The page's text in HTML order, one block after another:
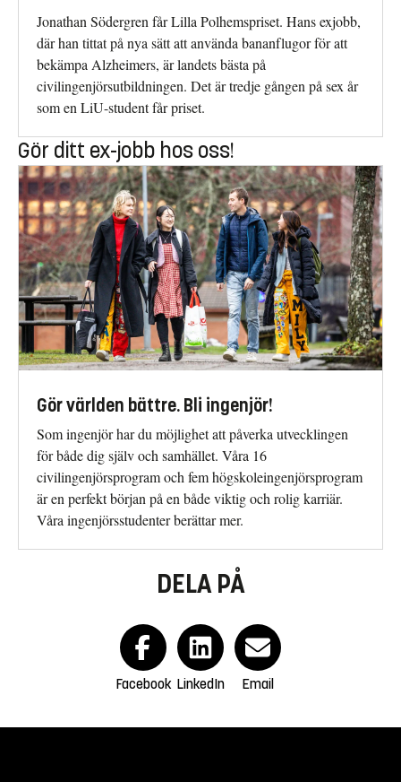
Jonathan Södergren får Lilla Polhemspriset. Hans exjobb,
där han tittat på nya sätt att använda bananflugor för att
bekämpa Alzheimers, är landets bästa på
civilingenjörsutbildningen. Det är tredje gången på sex år
som en LiU-student får priset.
Gör ditt ex-jobb hos oss!
Gör världen bättre. Bli ingenjör!
Som ingenjör har du möjlighet att påverka utvecklingen
för både dig själv och samhället. Våra 16
civilingenjörsprogram och fem högskoleingenjörsprogram
är en perfekt början på en både viktig och rolig karriär.
Våra ingenjörsstudenter berättar mer.
DELA PÅ
Facebook LinkedIn Email